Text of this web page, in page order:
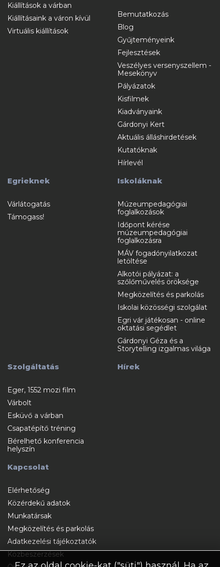
Kiállítások a várban
Kiállításaink a váron kívül
Virtuális kiállítások
Bemutatkozás
Blog
Gyűjteményeink
Fejlesztések
Veszélyes versenyszellem -
Mesekönyv
Pályázatok
Kisfilmek
Kiadványaink
Gárdonyi Kert
Aktuális álláshirdetések
Kutatóknak
Hírlevél
Egrieknek
Várlátogatás
Támogass!
Iskoláknak
Múzeumpedagógiai
foglalkozások
Időpont kérése
múzeumpedagógiai
foglalkozásra
MÁV fogadónyilatkozat
letöltése
Alkotói pályázat: a
szőlőművelés öröksége
Megközelítés és parkolás
Iskolai közösségi szolgálat
Egri vár játékosan - online
oktatási segédlet
Gárdonyi Géza és a
Storytelling izgalmas világa
Szolgáltatás
Eger, 1552 mozi film
Várbolt
Esküvő a várban
Csapatépítő tréning
Bérelhető konferencia
helyszín
Hírek
Kapcsolat
Elérhetőség
Közérdekű adatok
Munkatársak
Megközelítés és parkolás
Adatkezelési tájékoztatók
Közbeszerzések